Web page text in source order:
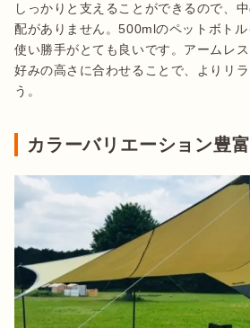
しっかりと支えることができるので、
配がありません。500mlのペットボト
使い勝手がとても良いです。アームレ
好みの高さに合わせることで、よりリ
う。
カラーバリエーション豊富